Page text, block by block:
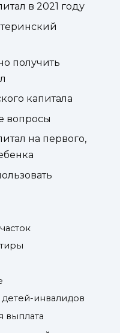
в 2021 году
получить
капитала
вопросы
на первого,
инвалидов
выплата